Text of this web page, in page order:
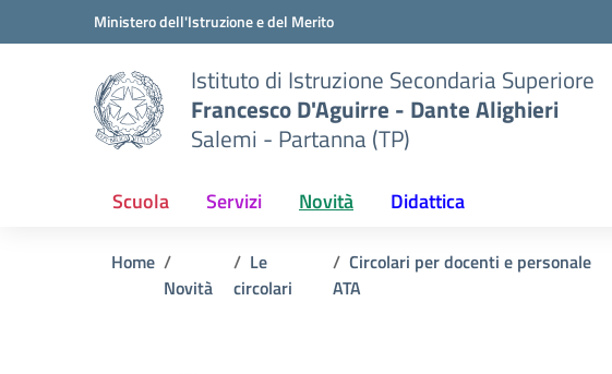
Vai ai contenuti
Vai al menu di navigazioneMinistero dell'Istruzione e del Merito
Istituto di Istruzione Secondaria Superiore
Francesco D'Aguirre - Dante Alighieri
Salemi - Partanna (TP)
Scuola Servizi Novità Didattica
Home
Novità
Le
circolari
Circolari per docenti e personale
ATA